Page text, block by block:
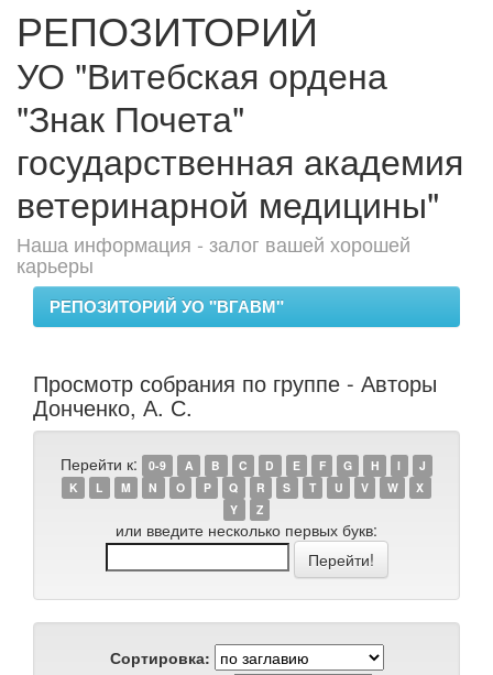
РЕПОЗИТОРИЙ
УО "Витебская ордена
"Знак Почета"
государственная академия
ветеринарной медицины"
Наша информация - залог вашей хорошей
карьеры
РЕПОЗИТОРИЙ УО "ВГАВМ"
Просмотр собрания по группе - Авторы
Донченко, А. С.
Перейти к: 0-9 A B C D E F G H I
J
K
L M N O P Q R S T U V W
X
Y
Z
или введите несколько первых букв:
Сортировка: